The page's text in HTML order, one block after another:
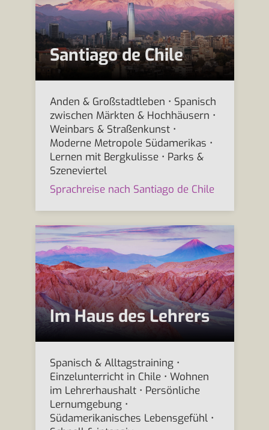
Santiago de Chile
Anden & Großstadtleben • Spanisch
zwischen Märkten & Hochhäusern •
Weinbars & Straßenkunst •
Moderne Metropole Südamerikas •
Lernen mit Bergkulisse • Parks &
Szeneviertel
Sprachreise nach Santiago de Chile
Im Haus des Lehrers
Spanisch & Alltagstraining •
Einzelunterricht in Chile • Wohnen
im Lehrerhaushalt • Persönliche
Lernumgebung •
Südamerikanisches Lebensgefühl •